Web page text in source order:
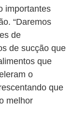
importantes
“Daremos
de
de sucção que
que
o
que
melhor